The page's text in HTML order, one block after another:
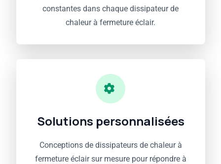
constantes dans chaque dissipateur de
chaleur à fermeture éclair.
Solutions personnalisées
Conceptions de dissipateurs de chaleur à
fermeture éclair sur mesure pour répondre à